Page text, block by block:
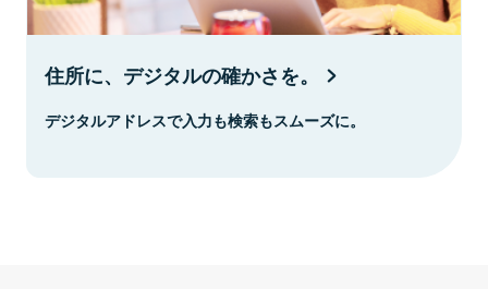
住所に、デジタルの確かさを。
デジタルアドレスで入力も検索もスムーズに。